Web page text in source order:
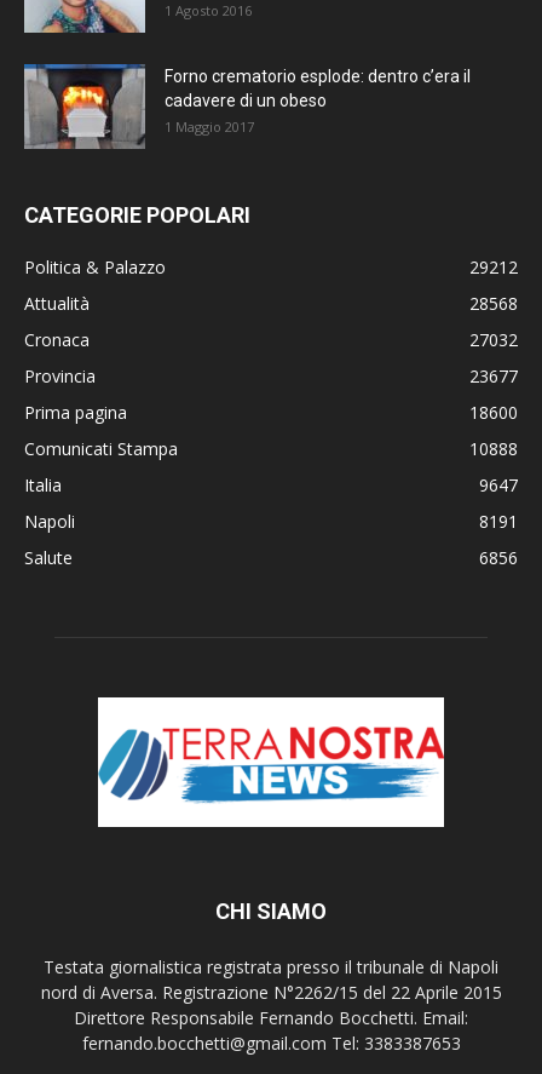
1 Agosto 2016
Forno crematorio esplode: dentro c’era il
cadavere di un obeso
1 Maggio 2017
CATEGORIE POPOLARI
Politica & Palazzo
29212
Attualità
28568
Cronaca
27032
Provincia
23677
Prima pagina
18600
Comunicati Stampa
10888
Italia
9647
Napoli
8191
Salute
6856
CHI SIAMO
Testata giornalistica registrata presso il tribunale di Napoli
nord di Aversa. Registrazione N°2262/15 del 22 Aprile 2015
Direttore Responsabile Fernando Bocchetti. Email:
fernando.bocchetti@gmail.com Tel: 3383387653